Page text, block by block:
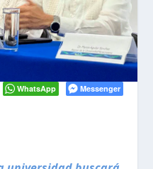
WhatsApp Messenger